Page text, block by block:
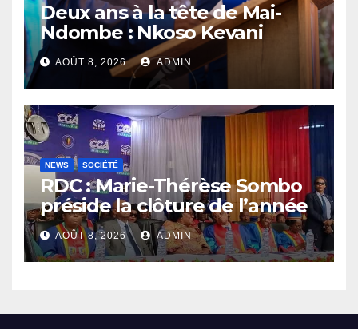
Deux ans à la tête de Mai-
Ndombe : Nkoso Kevani
défend son bilan et fait de la
sécurité sa priorité
AOÛT 8, 2026 ADMIN
NEWS SOCIÉTÉ
RDC : Marie-Thérèse Sombo
préside la clôture de l’année
académique 2025-2026 à
l’UNIKIN
AOÛT 8, 2026 ADMIN